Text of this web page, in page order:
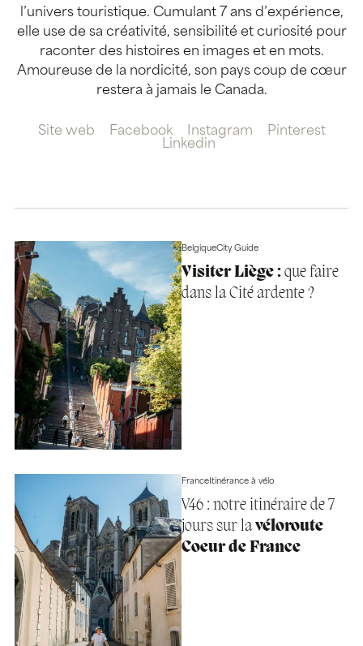
l’univers touristique. Cumulant 7 ans d’expérience,
elle use de sa créativité, sensibilité et curiosité pour
raconter des histoires en images et en mots.
Amoureuse de la nordicité, son pays coup de cœur
restera à jamais le Canada.
Site web Facebook Instagram
Pinterest
Linkedin
BelgiqueCity Guide
Visiter Liège :que faire
dans la Cité ardente ?
FranceItinérance à vélo
V46 : notre itinéraire de 7
jours sur lavéloroute
Coeur de France